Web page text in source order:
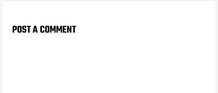
POST A COMMENT